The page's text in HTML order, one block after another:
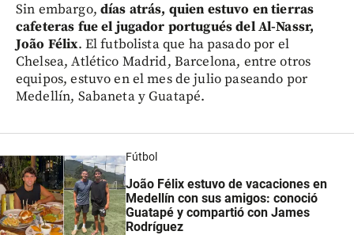
Sin embargo, días atrás, quien estuvo en tierras
cafeteras fue el jugador portugués del Al-Nassr,
João Félix. El futbolista que ha pasado por el
Chelsea, Atlético Madrid, Barcelona, entre otros
equipos, estuvo en el mes de julio paseando por
Medellín, Sabaneta y Guatapé.
Fútbol
João Félix estuvo de vacaciones en
Medellín con sus amigos: conoció
Guatapé y compartió con James
Rodríguez